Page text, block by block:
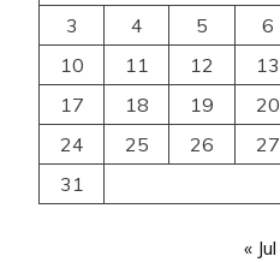
3
4 5 6
10
11 12 13
17
18 19 20
24
25 26 27
31
« Jul